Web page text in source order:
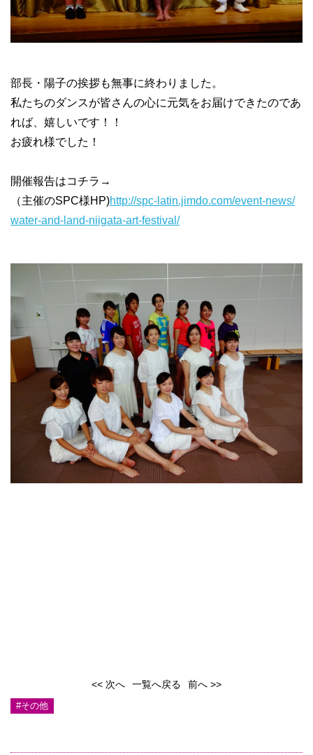
部長・陽子の挨拶も無事に終わりました。
私たちのダンスが皆さんの心に元気をお届けできたのであ
れば、嬉しいです！！
お疲れ様でした！
開催報告はコチラ→
（主催のSPC様HP)http://spc-latin.jimdo.com/event-news/
water-and-land-niigata-art-festival/
<< 次へ 一覧へ戻る 前へ >>
#その他